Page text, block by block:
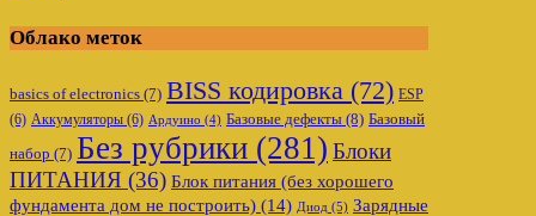
Облако меток
basics of electronics (7) BISS кодировка (72) ESP
(6) Аккумуляторы (6) Ардуино (4) Базовые дефекты (8) Базовый
набор (7) Без рубрики (281) Блоки
ПИТАНИЯ (36) Блок питания (без хорошего
фундамента дом не построить) (14) Диод (5) Зарядные